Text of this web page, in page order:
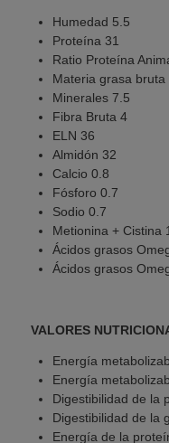
Humedad 5.5
Proteína 31
Ratio Proteína
Materia grasa bruta
Minerales 7.5
Fibra Bruta 4
ELN 36
Almidón 32
Calcio 0.8
Fósforo 0.7
Sodio 0.7
Metionina + Cistina
Ácidos grasos
Ácidos grasos
VALORES
Energía
Energía
Digestibilidad de la
Digestibilidad de la
Energía de la